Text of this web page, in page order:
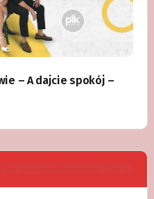
– A dajcie spokój –